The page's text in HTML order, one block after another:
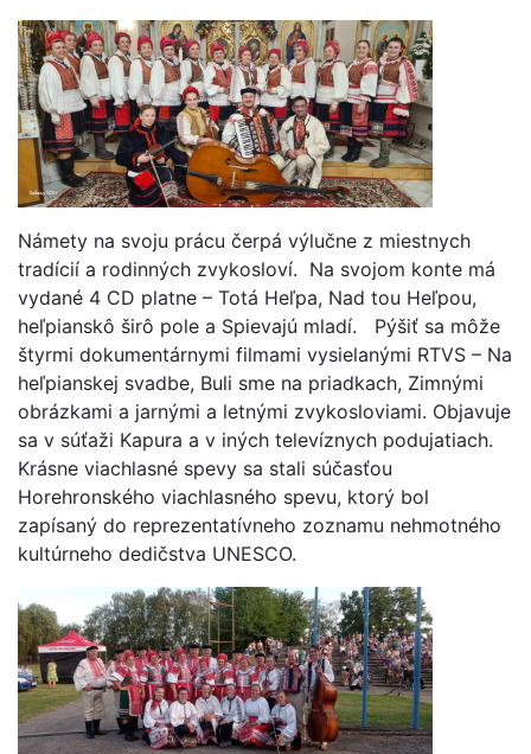
Námety na svoju prácu čerpá výlučne z miestnych
tradícií a rodinných zvykosloví. Na svojom konte má
vydané 4 CD platne – Totá Heľpa, Nad tou Heľpou,
heľpianskô širô pole a Spievajú mladí. Pýšiť sa môže
štyrmi dokumentárnymi filmami vysielanými RTVS – Na
heľpianskej svadbe, Buli sme na priadkach, Zimnými
obrázkami a jarnými a letnými zvykosloviami. Objavuje
sa v súťaži Kapura a v iných televíznych podujatiach.
Krásne viachlasné spevy sa stali súčasťou
Horehronského viachlasného spevu, ktorý bol
zapísaný do reprezentatívneho zoznamu nehmotného
kultúrneho dedičstva UNESCO.